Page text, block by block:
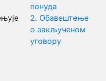
понуда
2. Обавештење
о закљученом
уговору